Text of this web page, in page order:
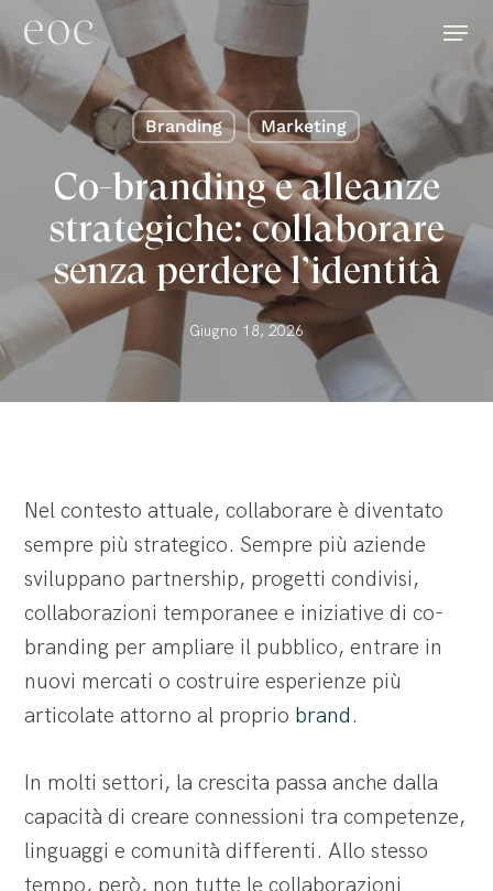
Skip
to
main
content
Menu
Branding Marketing
Co-branding e alleanze
strategiche: collaborare
senza perdere l’identità
Giugno 18, 2026
Nel contesto attuale, collaborare è diventato
sempre più strategico. Sempre più aziende
sviluppano partnership, progetti condivisi,
collaborazioni temporanee e iniziative di co-
branding per ampliare il pubblico, entrare in
nuovi mercati o costruire esperienze più
articolate attorno al proprio brand.
In molti settori, la crescita passa anche dalla
capacità di creare connessioni tra competenze,
linguaggi e comunità differenti. Allo stesso
tempo, però, non tutte le collaborazioni